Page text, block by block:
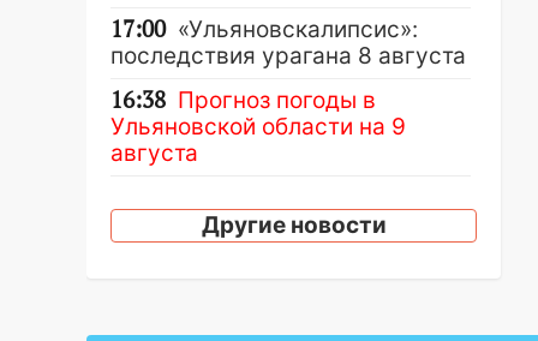
17:00 «Ульяновскалипсис»:
последствия урагана 8 августа
16:38 Прогноз погоды в
Ульяновской области на 9
августа
Ульяновске отменили
фестиваль «Наше время»
Другие новости